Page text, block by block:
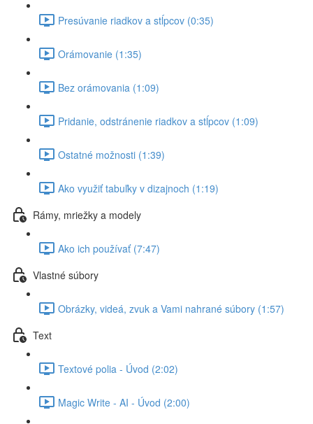
Presúvanie riadkov a stĺpcov (0:35)
Orámovanie (1:35)
Bez orámovania (1:09)
Pridanie, odstránenie riadkov a stĺpcov (1:09)
Ostatné možnosti (1:39)
Ako využiť tabuľky v dizajnoch (1:19)
Rámy, mriežky a modely
Ako ich používať (7:47)
Vlastné súbory
Obrázky, videá, zvuk a Vami nahrané súbory (1:57)
Text
Textové polia - Úvod (2:02)
Magic Write - AI - Úvod (2:00)